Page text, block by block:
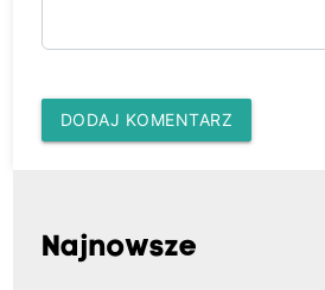
DODAJ KOMENTARZ
Najnowsze